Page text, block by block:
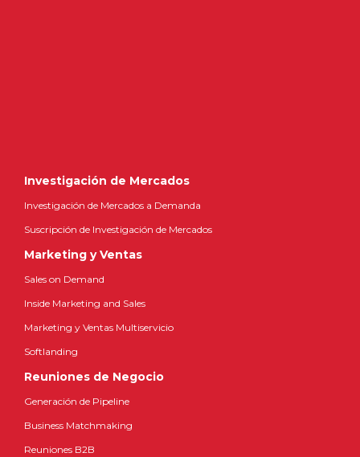
Investigación de Mercados
Investigación de Mercados a Demanda
Suscripción de Investigación de Mercados
Marketing y Ventas
Sales on Demand
Inside Marketing and Sales
Marketing y Ventas Multiservicio
Softlanding
Reuniones de Negocio
Generación de Pipeline
Business Matchmaking
Reuniones B2B